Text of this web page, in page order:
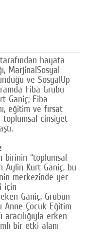
hayata
MarjinalSosyal
ve SosyalUp
Fiba Grubu
Ganiç; Fiba
eğitim ve fırsat
toplumsal cinsiyet
birinin “toplumsal
Aylin Kurt Ganiç, bu
merkezinde yer
için
Ganiç, Grubun
Çocuk Eğitim
aracılığıyla erken
bir etki alanı